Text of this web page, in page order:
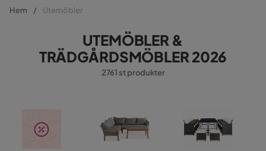
Hem Utemöbler
UTEMÖBLER &
TRÄDGÅRDSMÖBLER 2026
2761 st produkter